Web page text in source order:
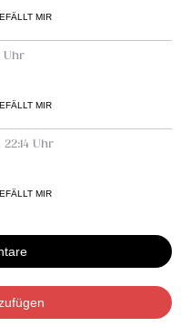
MIR
Uhr
MIR
Uhr
MIR